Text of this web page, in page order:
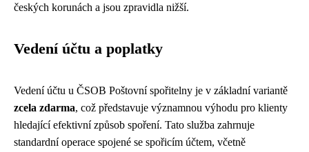
českých korunách a jsou zpravidla nižší.
Vedení účtu a poplatky
Vedení účtu u ČSOB Poštovní spořitelny je v základní variantě
zcela zdarma, což představuje významnou výhodu pro klienty
hledající efektivní způsob spoření. Tato služba zahrnuje
standardní operace spojené se spořicím účtem, včetně